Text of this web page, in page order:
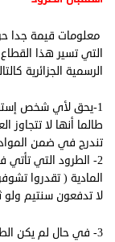
معلومات قيمة جدا
التي تسير هذا
الرسمية الجزائرية
1-يحق لأي شخص
طالما أنها لا
تندرج في ضمن
2- الطرود التي
لا تدفعون سنتيم ولو